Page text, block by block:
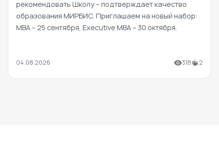
рекомендовать Школу – подтверждает качество
образования МИРБИС. Приглашаем на новый набор:
MBA – 25 сентября, Executive MBA – 30 октября.
04.08.2026 318 2